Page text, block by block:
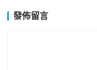
發佈留言